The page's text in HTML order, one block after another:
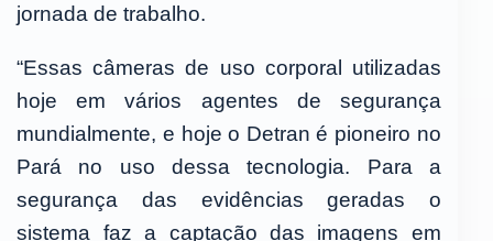
jornada de trabalho.
“Essas câmeras de uso corporal utilizadas
hoje em vários agentes de segurança
mundialmente, e hoje o Detran é pioneiro no
Pará no uso dessa tecnologia. Para a
segurança das evidências geradas o
sistema faz a captação das imagens em